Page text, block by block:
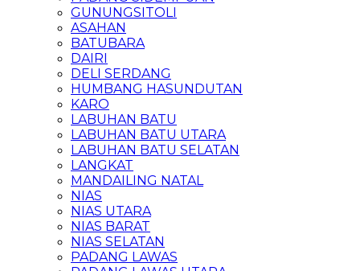
GUNUNGSITOLI
ASAHAN
BATUBARA
DAIRI
DELI SERDANG
HUMBANG HASUNDUTAN
KARO
LABUHAN BATU
LABUHAN BATU UTARA
LABUHAN BATU SELATAN
LANGKAT
MANDAILING NATAL
NIAS
NIAS UTARA
NIAS BARAT
NIAS SELATAN
PADANG LAWAS